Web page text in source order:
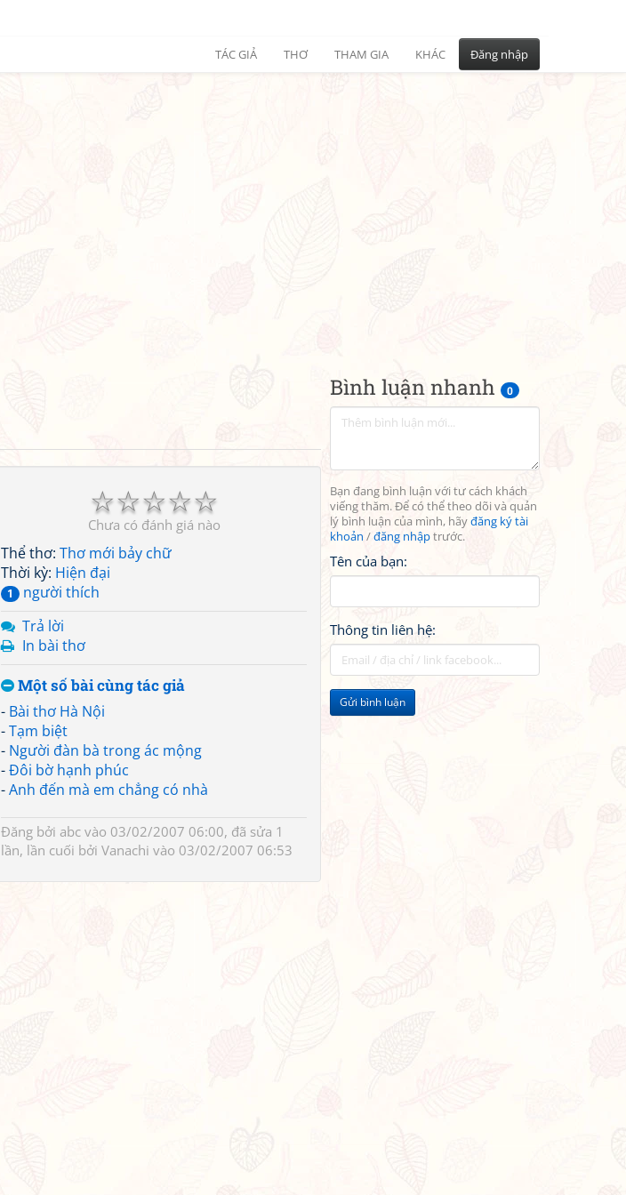
TÁC GIẢ THƠ THAM GIA KHÁC Đăng nhập
Bình luận nhanh 0
Bạn đang bình luận với tư cách khách
viếng thăm. Để có thể theo dõi và quản
lý bình luận của mình, hãyđăng ký tài
khoản /đăng nhậptrước.
Tên của bạn:
Thông tin liên hệ:
Gửi bình luận
☆
☆
☆
☆
☆
Chưa có đánh giá nào
Thể thơ: Thơ mới bảy chữ
Thời kỳ: Hiện đại
1
người thích
Trả lời
In bài thơ
Một số bài cùng tác giả
- Bài thơ Hà Nội
-Tạm biệt
- Người đàn bà trong ác mộng
-Đôi bờ hạnh phúc
-Anh đến mà em chẳng có nhà
Đăng bởi abc vào 03/02/2007 06:00, đã sửa 1
lần, lần cuối bởi Vanachi vào 03/02/2007 06:53